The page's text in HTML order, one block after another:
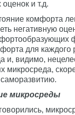
и т.д.
комфорта
негативную
для каждого
и, видимо,
микросреда,
микросреды